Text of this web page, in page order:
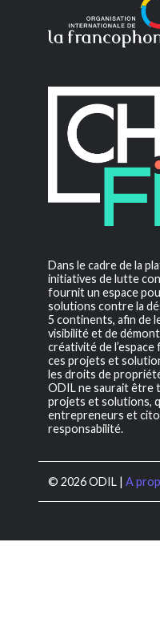
Dans le cadre de la
initiatives de lutte
fournit un espace
solutions contre la
5 continents, afin de
visibilité et de
créativité de
ces projets et
les droits de
ODIL ne saurait être
projets et solutions,
entrepreneurs et
responsabilité.
© 2026 ODIL | A